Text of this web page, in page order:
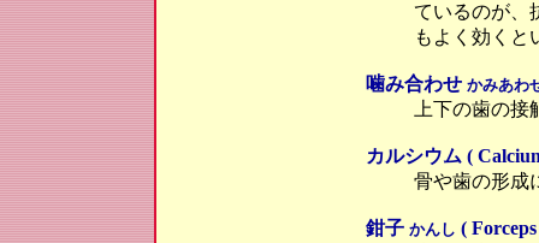
ているのが、
もよく効くと
噛み合わせ かみあわ
上下の歯の接
カルシウム (
骨や歯の形成
鉗子 かんし (